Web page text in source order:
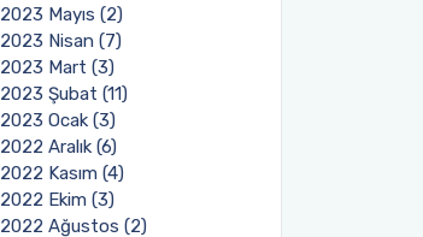
2023 Mayıs (2)
2023 Nisan (7)
2023 Mart (3)
2023 Şubat (11)
2023 Ocak (3)
2022 Aralık (6)
2022 Kasım (4)
2022 Ekim (3)
2022 Ağustos (2)